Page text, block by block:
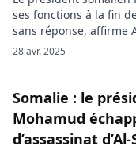
ses fonctions à la fin
sans réponse, affirme
second mandat, il
un […]
28 avr. 2025
Somalie : le
Mohamud
d’assassinat